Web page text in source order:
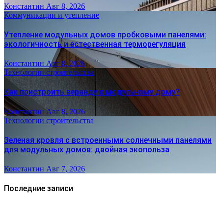
Константин Авг 8, 2026
Коммуникации и утепление
Утепление модульных домов пробковыми панелями:
экологичность и естественная терморегуляция
Константин Авг 8, 2026
Технологии строительства
Как пристроить веранду к модульному дому?
Константин Авг 8, 2026
Технологии строительства
Зеленая кровля с встроенными солнечными панелями
для модульных домов: двойная экопольза
Константин Авг 7, 2026
Последние записи